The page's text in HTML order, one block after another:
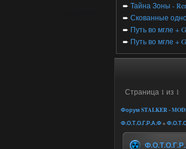
➨ Тайна Зоны -
➨ Скованные
➨ Путь во мгле +
➨ Путь во мгле +
Страница 1 из 1
Форум STALKER -
Ф.О.Т.О.Г.Р.А.Ф»